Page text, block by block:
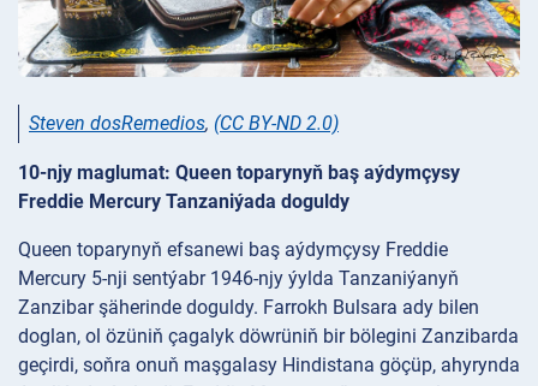
Steven dosRemedios, (CC BY-ND 2.0)
10-njy maglumat: Queen toparynyň baş aýdymçysy
Freddie Mercury Tanzaniýada doguldy
Queen toparynyň efsanewi baş aýdymçysy Freddie
Mercury 5-nji sentýabr 1946-njy ýylda Tanzaniýanyň
Zanzibar şäherinde doguldy. Farrokh Bulsara ady bilen
doglan, ol özüniň çagalyk döwrüniň bir bölegini Zanzibarda
geçirdi, soňra onuň maşgalasy Hindistana göçüp, ahyrynda